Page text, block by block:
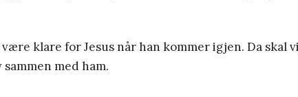
klare for Jesus når han kommer igjen. Da skal
med ham.